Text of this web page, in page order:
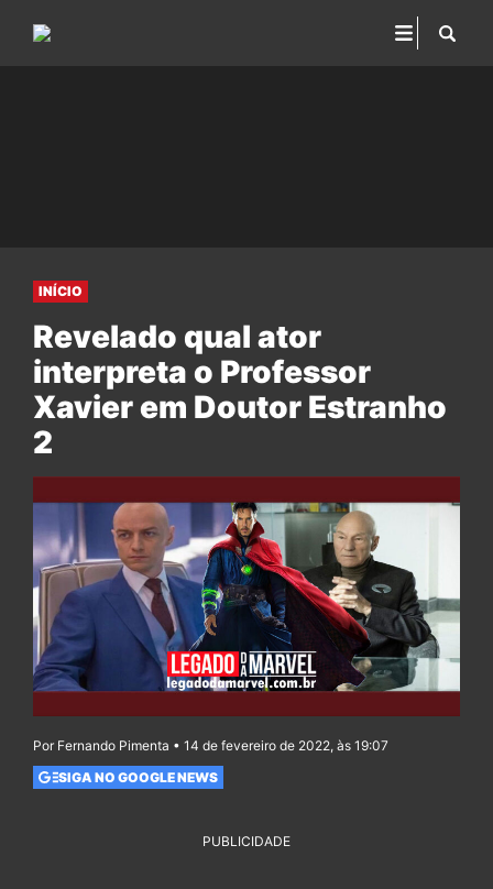
INÍCIO
Revelado qual ator
interpreta o Professor
Xavier em Doutor Estranho
2
Por Fernando Pimenta • 14 de fevereiro de 2022, às 19:07
SIGA NO GOOGLE NEWS
PUBLICIDADE